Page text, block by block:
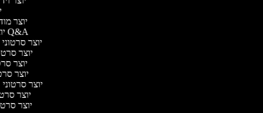
יוצר
יוצר סרטוני Q&A
יוצר סרטוני
יוצר
יוצר
יוצר
יוצר סרטוני
יוצר
יוצר